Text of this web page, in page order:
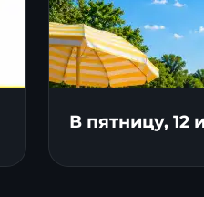
В пятницу, 12